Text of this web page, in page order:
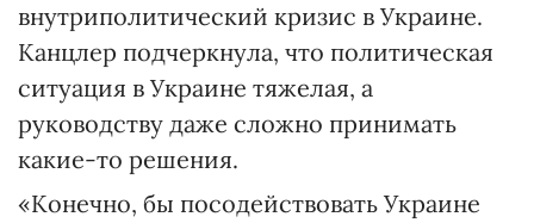
внутриполитический кризис в Украине.
Канцлер подчеркнула, что политическая
ситуация в Украине тяжелая, а
руководству даже сложно принимать
какие-то решения.
«Конечно, бы посодействовать Украине